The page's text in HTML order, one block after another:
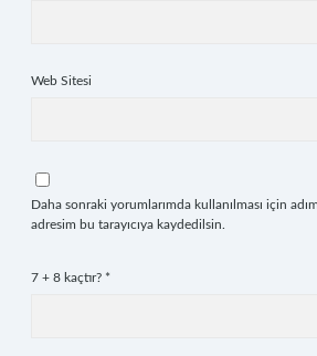
Web Sitesi
Daha sonraki yorumlarımda kullanılması için
adresim bu tarayıcıya kaydedilsin.
7 + 8 kaçtır? *